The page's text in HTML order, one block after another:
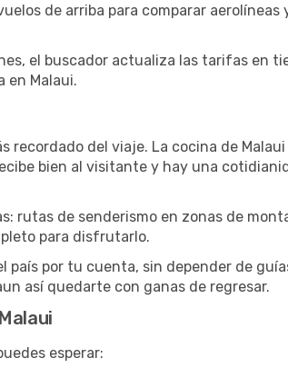
de arriba para comparar
el buscador actualiza las tarifas en
en Malaui.
recordado del viaje. La cocina de
bien al visitante y hay una
rutas de senderismo en zonas de
para disfrutarlo.
por tu cuenta, sin depender de
así quedarte con ganas de regresar.
esperar: